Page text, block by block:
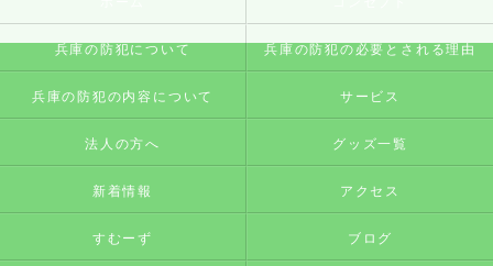
兵庫の防犯について 兵庫の防犯の必要とされる理由
兵庫の防犯の内容について サービス
法人の方へ グッズ一覧
新着情報 アクセス
すむーず ブログ